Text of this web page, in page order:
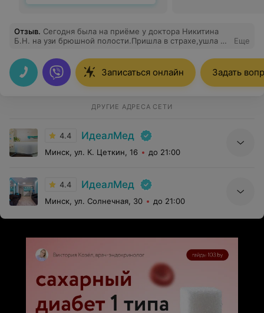
Отзыв. Сегодня была на приёме у доктора Никитина
Б.Н. на узи брюшной полости.Пришла в страхе,ушла в
человечный доктор.Спасибо вам!
Еще
Записаться онлайн Задать
ДРУГИЕ АДРЕСА СЕТИ
4.4 ИдеалМед
Минск, ул. К. Цеткин, 16 до 21:00
4.4 ИдеалМед
Минск, ул. Солнечная, 30 до 21:00